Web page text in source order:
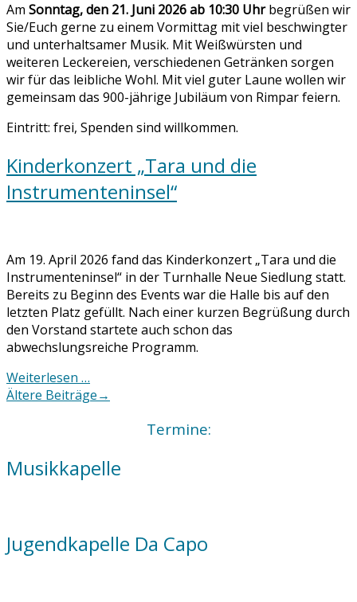
Am Sonntag, den 21. Juni 2026 ab 10:30 Uhrbegrüßen wir
Sie/Euch gerne zu einem Vormittag mit viel beschwingter
und unterhaltsamer Musik. Mit Weißwürsten und
weiteren Leckereien, verschiedenen Getränken sorgen
wir für das leibliche Wohl. Mit viel guter Laune wollen wir
gemeinsam das 900-jährige Jubiläum von Rimpar feiern.
Eintritt: frei, Spenden sind willkommen.
Kinderkonzert „Tara und die
Instrumenteninsel“
Am 19. April 2026 fand das Kinderkonzert „Tara und die
Instrumenteninsel“ in der Turnhalle Neue Siedlung statt.
Bereits zu Beginn des Events war die Halle bis auf den
letzten Platz gefüllt. Nach einer kurzen Begrüßung durch
den Vorstand startete auch schon das
abwechslungsreiche Programm.
Weiterlesen …
Posts
Ältere Beiträge→
Termine:
Musikkapelle
Jugendkapelle Da Capo